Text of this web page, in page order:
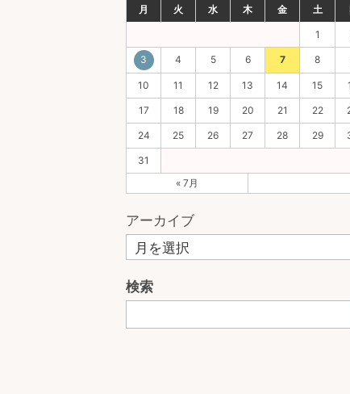
月 火 水 木 金 土
1
3 4 5 6 7 8
10 11 12 13 14 15
17 18 19 20 21 22
24 25 26 27 28 29
31
« 7月
アーカイブ
検索